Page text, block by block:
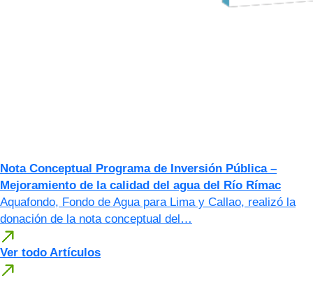
Nota Conceptual Programa de Inversión Pública –
Mejoramiento de la calidad del agua del Río Rímac
Aquafondo, Fondo de Agua para Lima y Callao, realizó la
donación de la nota conceptual del…
Ver todo Artículos